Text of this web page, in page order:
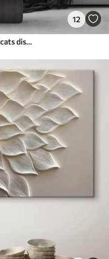
12
Fleurs blanches aux pétales délicats disposées dans un joli motif floral sur un fond clair